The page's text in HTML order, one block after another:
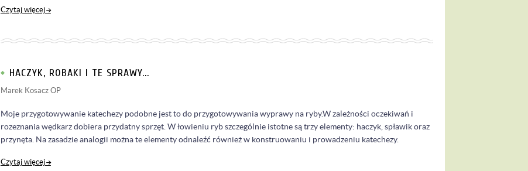
Czytaj więcej
HACZYK, ROBAKI I TE SPRAWY...
Marek Kosacz OP
Moje przygotowywanie katechezy podobne jest to do przygotowywania wyprawy na ryby.W zależności oczekiwań i
rozeznania wędkarz dobiera przydatny sprzęt. W łowieniu ryb szczególnie istotne są trzy elementy: haczyk, spławik oraz
przynęta. Na zasadzie analogii można te elementy odnaleźć również w konstruowaniu i prowadzeniu katechezy.
Czytaj więcej